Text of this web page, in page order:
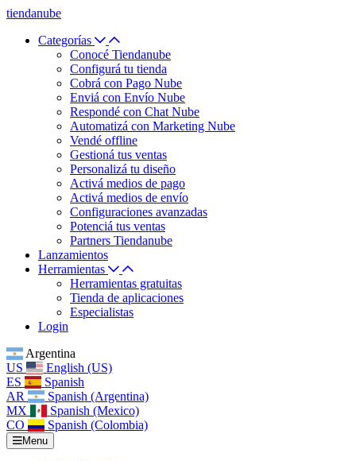
tiendanube
Categorías
Conocé Tiendanube
Configurá tu tienda
Cobrá con Pago Nube
Enviá con Envío Nube
Respondé con Chat Nube
Automatizá con Marketing Nube
Vendé offline
Gestioná tus ventas
Personalizá tu diseño
Activá medios de pago
Activá medios de envío
Configuraciones avanzadas
Potenciá tus ventas
Partners Tiendanube
Lanzamientos
Herramientas
Herramientas gratuitas
Tienda de aplicaciones
Especialistas
Login
Argentina
US
English (US)
ES
Spanish
AR
Spanish (Argentina)
MX
Spanish (Mexico)
CO
Spanish (Colombia)
Menu